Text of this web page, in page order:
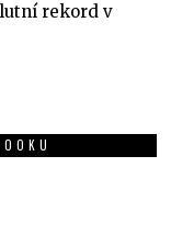
rekord v